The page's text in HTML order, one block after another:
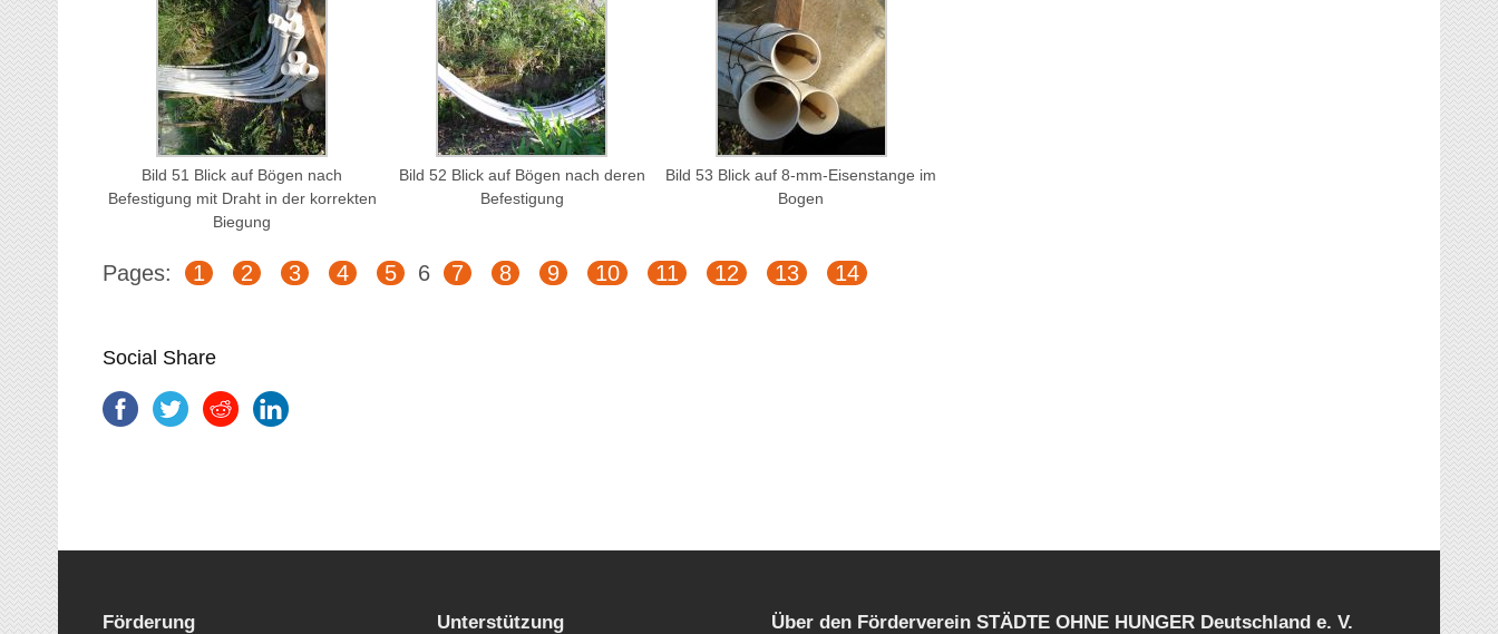
Bild 51 Blick auf Bögen nach
Befestigung mit Draht in der korrekten
Biegung
Bild 52 Blick auf Bögen nach deren
Befestigung
Bild 53 Blick auf 8-mm-Eisenstange im
Bogen
Pages: 1 2 3 4 5 6 7 8 9 10 11 12 13 14
Social Share
Förderung Unterstützung Über den Förderverein STÄDTE OHNE HUNGER Deutschland e. V.